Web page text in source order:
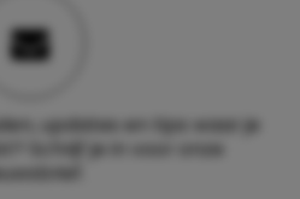
updates en tips waar je
Schrijf je in voor onze